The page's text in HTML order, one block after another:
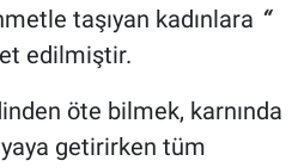
taşıyan kadınlara “
edilmiştir.
öte bilmek, karnında
getirirken tüm